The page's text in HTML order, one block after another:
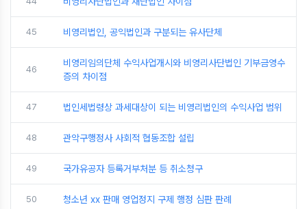
45 비영리법인, 공익법인과 구분되는 유사단체
46
비영리임의단체 수익사업개시와 비영리사단법인 기부금영수
증의 차이점
47 법인세법령상 과세대상이 되는 비영리법인의 수익사업 범위
48 관악구행정사 사회적 협동조합 설립
49 국가유공자 등록거부처분 등 취소청구
50 청소년 xx 판매 영업정지 구제 행정 심판 판례